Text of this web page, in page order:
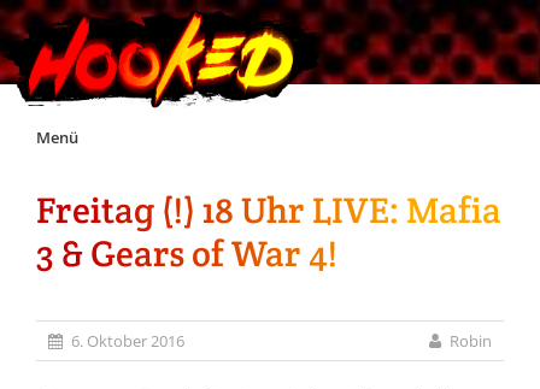
Skip
Menü
Unterstützt Hooked!
Exklusiv für Supporter*innen
Impressum
Freitag (!) 18 Uhr LIVE: Mafia
3 & Gears of War 4!
6. Oktober 2016 Robin